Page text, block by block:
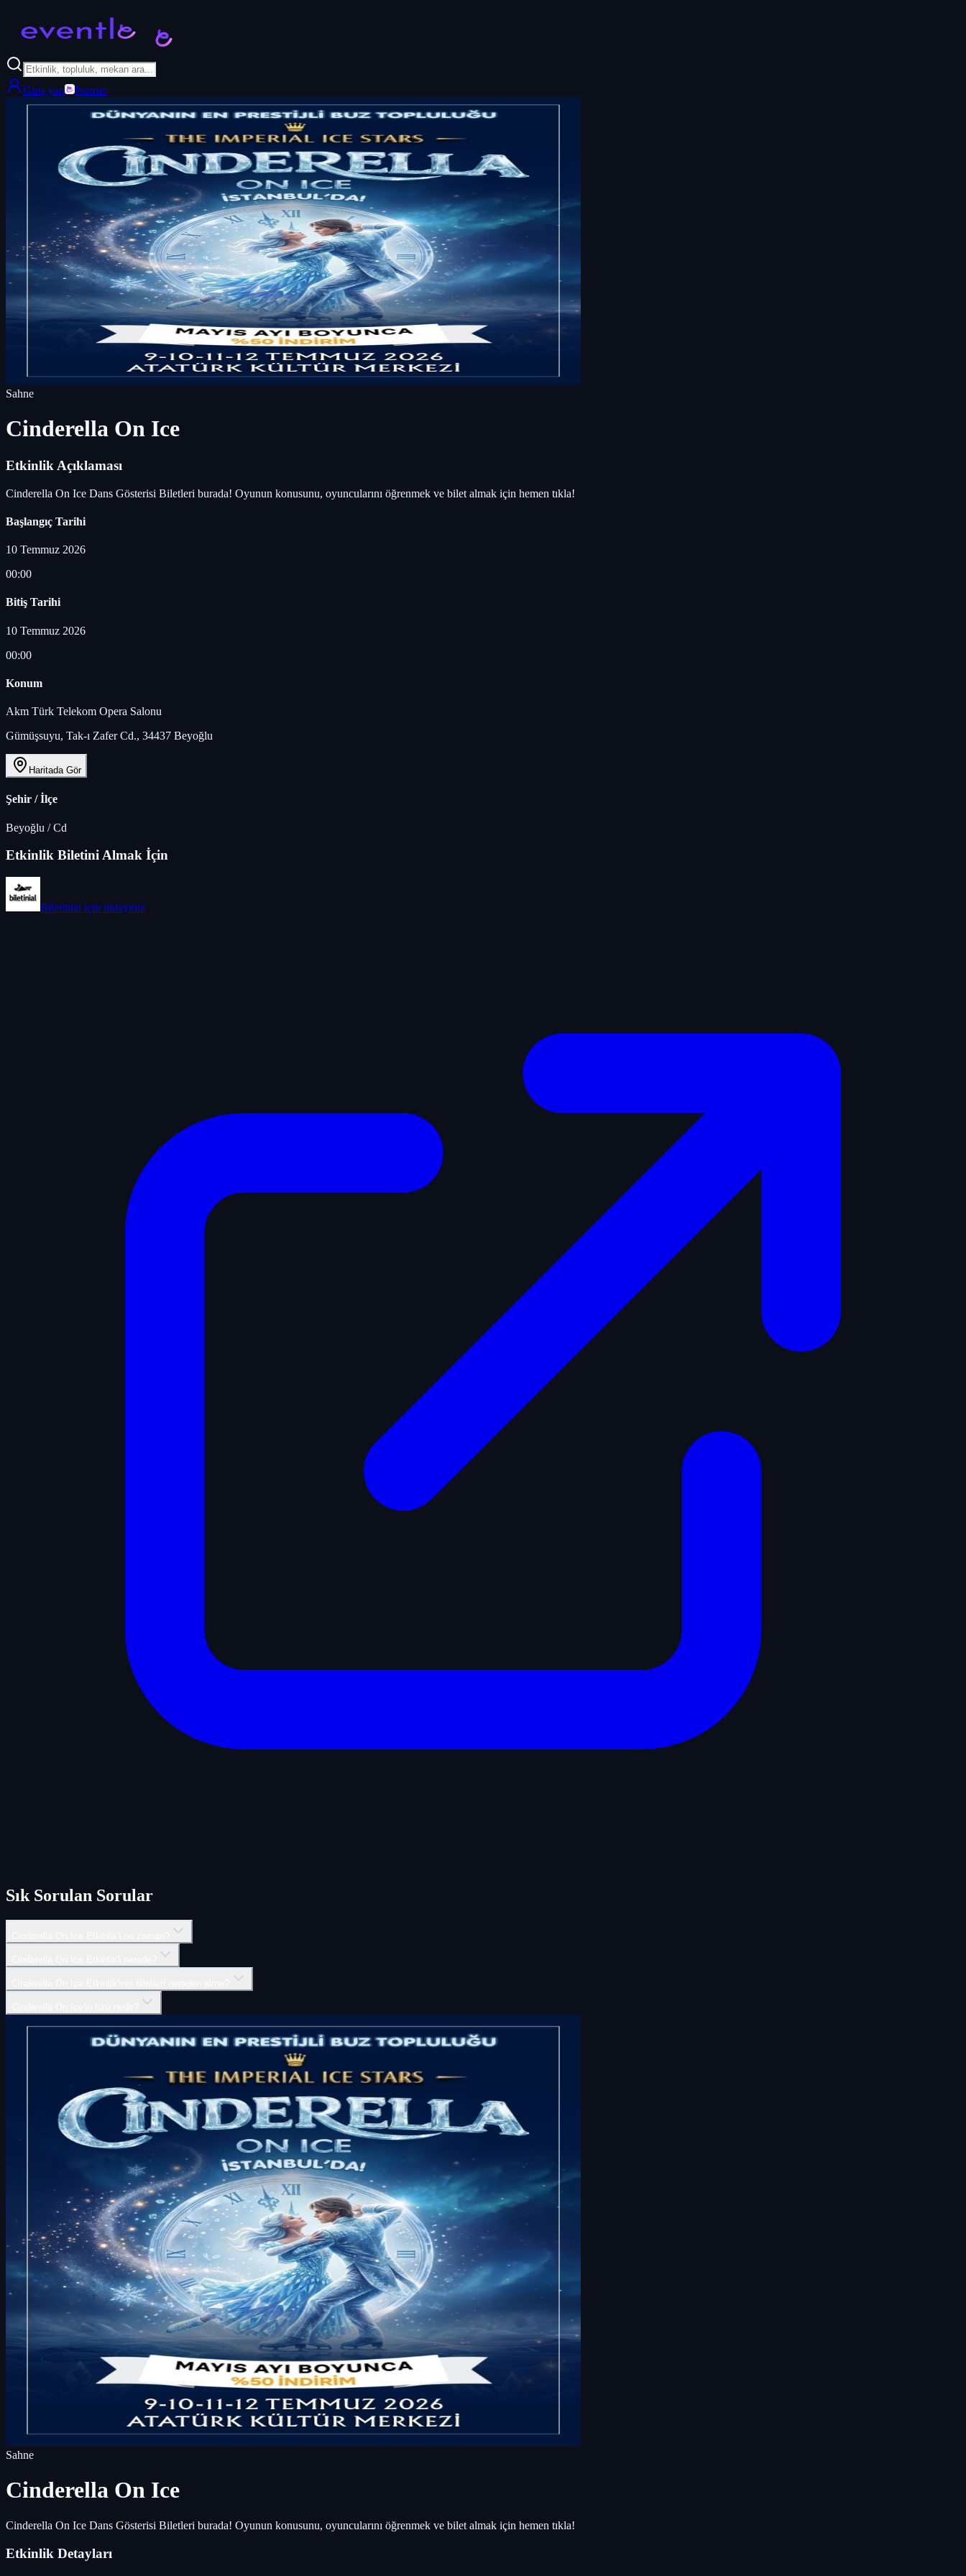
Giriş yap Partner
Sahne
Cinderella On Ice
Etkinlik Açıklaması
Cinderella On Ice Dans Gösterisi Biletleri burada! Oyunun konusunu, oyuncularını öğrenmek ve bilet almak için hemen tıkla!
Başlangıç Tarihi
10 Temmuz 2026
00:00
Bitiş Tarihi
10 Temmuz 2026
00:00
Konum
Akm Türk Telekom Opera Salonu
Gümüşsuyu, Tak-ı Zafer Cd., 34437 Beyoğlu
Haritada Gör
Şehir / İlçe
Beyoğlu /Cd
Etkinlik Biletini Almak İçin
Biletinial için tıklayınız
Sık Sorulan Sorular
Sahne
Cinderella On Ice
Cinderella On Ice Dans Gösterisi Biletleri burada! Oyunun konusunu, oyuncularını öğrenmek ve bilet almak için hemen tıkla!
Etkinlik Detayları